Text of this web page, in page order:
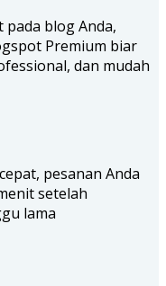
blog Anda,
Premium biar
dan mudah
pesanan Anda
setelah
lama